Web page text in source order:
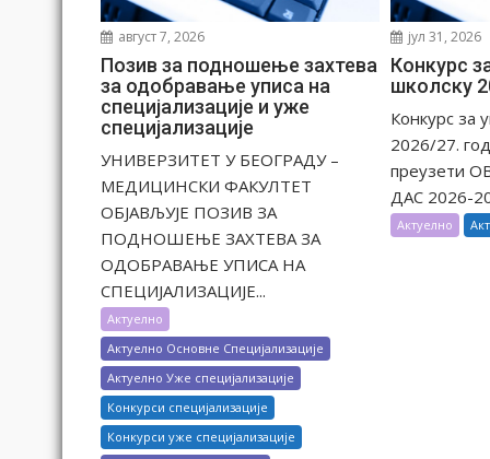
а август 7, 2026
Позив за подношење захтева
за одобравање уписа на
специјализације и уже
специјализације
УНИВЕРЗИТЕТ У БЕОГРАДУ –
МЕДИЦИНСКИ ФАКУЛТЕТ
ОБЈАВЉУЈЕ ПОЗИВ ЗА
ПОДНОШЕЊЕ ЗАХТЕВА ЗА
ОДОБРАВАЊЕ УПИСА НА
СПЕЦИЈАЛИЗАЦИЈЕ...
Актуелно
Актуелно Основне Специјализације
Актуелно Уже специјализације
Конкурси специјализације
Конкурси уже специјализације
јул 31, 2026
Конкурс
школску
Конкурс за
2026/27.
преузети
ДАС 2026-
Актуелно